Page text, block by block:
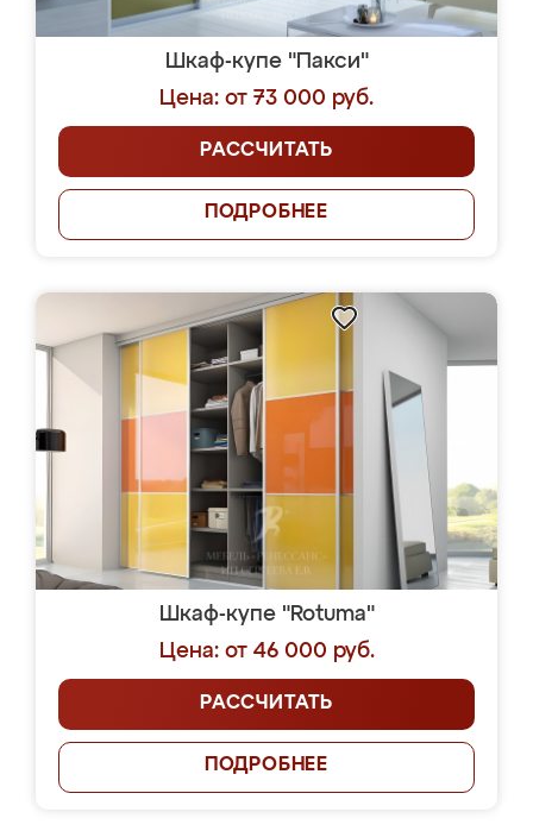
Шкаф-купе "Пакси"
Цена: от 73 000 руб.
РАССЧИТАТЬ
ПОДРОБНЕЕ
Шкаф-купе "Rotuma"
Цена: от 46 000 руб.
РАССЧИТАТЬ
ПОДРОБНЕЕ